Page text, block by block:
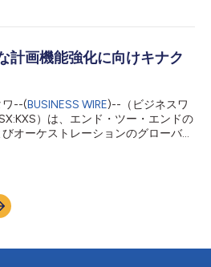
、最高経営責任者（CEO）である
、質疑応答の時間が設けられます。
年8月5日（水）の市場取引終了
ついて 日付： 2026年8月6日
（米国東部時間） ウェブキャスト：
854228135（3か月間録画
ついて キナクシスは、現代のサプラ
ションのリーダーとして、複雑なグ
計画機能強化に向けキナク
ワ--(BUSINESS WIRE)--（ビジネスワ
）は、エンド・ツー・エンドの
オーケストレーションのグローバ
めにキナクシスを選定したと発表し
置き、複数地域にまたがる広範な
顧客基盤を有するMANEは、イノベ
は、継続的な成長と世界規模で高ま